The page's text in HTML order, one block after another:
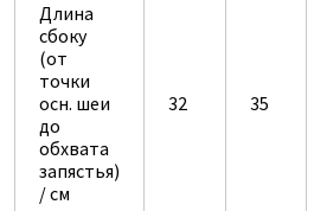
Длина
сбоку
(от
точки
осн. шеи
до
обхвата
запястья)
/ см
32 35